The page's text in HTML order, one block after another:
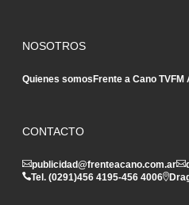
NOSOTROS
Quienes somosFrente a Cano TVFM
CONTACTO
publicidad@frenteacano.com.ar
Tel. (0291)456 4195-456 4006